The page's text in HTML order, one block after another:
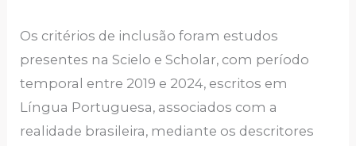
Os critérios de inclusão foram estudos
presentes na Scielo e Scholar, com período
temporal entre 2019 e 2024, escritos em
Língua Portuguesa, associados com a
realidade brasileira, mediante os descritores